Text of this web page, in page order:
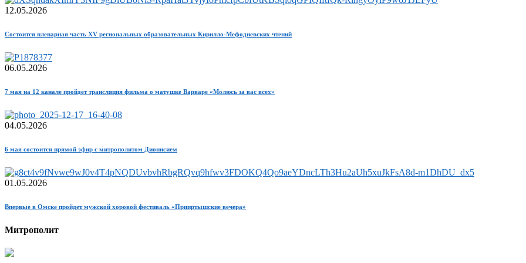
12.05.2026
Состоится пленарная часть XV региональных образовательных Кирилло-Мефодиевских чтений
06.05.2026
7 мая на 12 канале пройдет трансляция фильма о матушке Варваре «Молюсь за вас всех»
04.05.2026
6 мая состоится прямой эфир с митрополитом Дионисием
01.05.2026
Впервые в Омске пройдет мужской хоровой фестиваль «Прииртышские вечера»
Митрополит